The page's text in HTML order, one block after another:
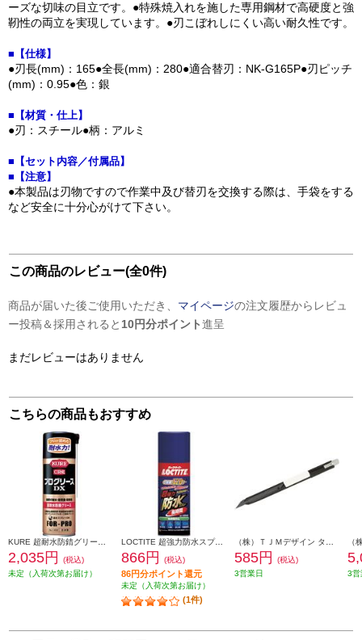
ーズな切味の目立です。●特殊焼入れを施した専用鋼材で高硬度と強
靭性の両立を実現しています。●刃こぼれしにくい高い耐久性です。
■【仕様】
●刃長(mm)：165●全長(mm)：280●適合替刃：NK-G165P●刃ピッチ
(mm)：0.95●色：銀
■【材質・仕上】
●刃：スチール●柄：アルミ
■【セット内容／付属品】
■【注意】
●本製品は刃物ですので作業中及び替刃を交換する際は、手袋をする
など安全に十分心がけて下さい。
この商品のレビュー(全0件)
商品が届いた後ご使用いただき、 マイページの注文履歴からレビュ
ー投稿＆採用されると 10円分ポイント進呈
まだレビューはありません
こちらの商品もおすすめ
2,035円
(税込)
未定（入荷次第お届け）
LOCTITE 超強力防水スプレー布用 長時間 DBL-380
866円 (税込)
86円分ポイント還元
未定（入荷次第お届け）
(1件)
585円
(税込)
3営業日
3営